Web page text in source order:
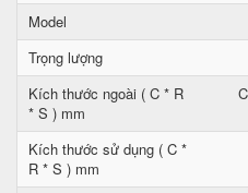
Model
Trọng lượng
Kích thước ngoài ( C * R
* S ) mm
Kích thước sử dụng ( C *
R * S ) mm